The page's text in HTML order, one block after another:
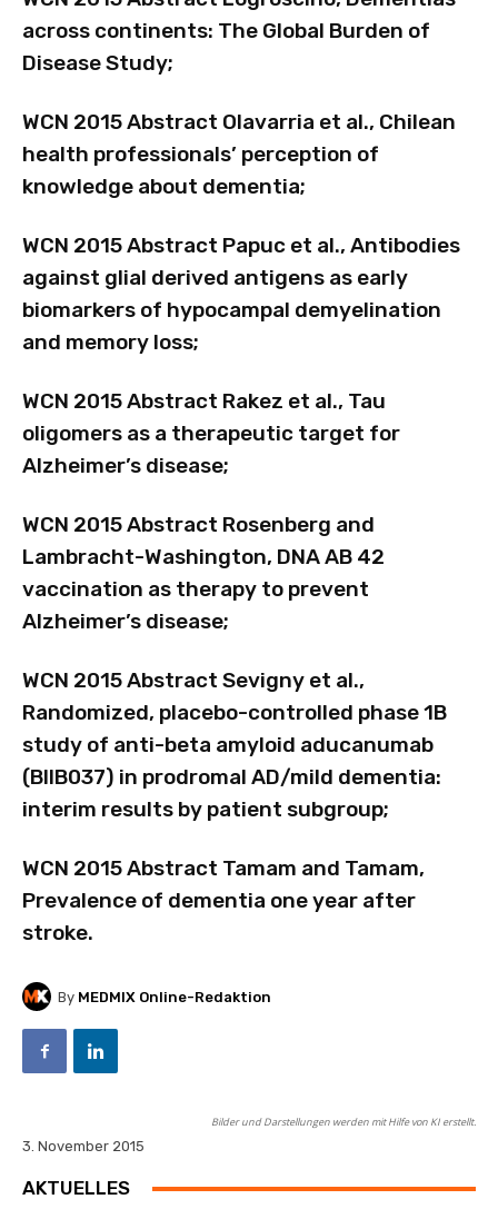
across continents: The Global Burden of
Disease Study;
WCN 2015 Abstract Olavarria et al., Chilean
health professionals’ perception of
knowledge about dementia;
WCN 2015 Abstract Papuc et al., Antibodies
against glial derived antigens as early
biomarkers of hypocampal demyelination
and memory loss;
WCN 2015 Abstract Rakez et al., Tau
oligomers as a therapeutic target for
Alzheimer’s disease;
WCN 2015 Abstract Rosenberg and
Lambracht-Washington, DNA AB 42
vaccination as therapy to prevent
Alzheimer’s disease;
WCN 2015 Abstract Sevigny et al.,
Randomized, placebo-controlled phase 1B
study of anti-beta amyloid aducanumab
(BIIB037) in prodromal AD/mild dementia:
interim results by patient subgroup;
WCN 2015 Abstract Tamam and Tamam,
Prevalence of dementia one year after
stroke.
By MEDMIX Online-Redaktion
Bilder und Darstellungen werden mit Hilfe von KI erstellt.
3. November 2015
AKTUELLES